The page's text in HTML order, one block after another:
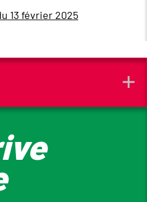
13 février 2025